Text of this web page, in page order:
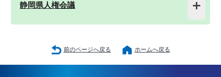
静岡県人権会議
前のページへ戻る ホームへ戻る